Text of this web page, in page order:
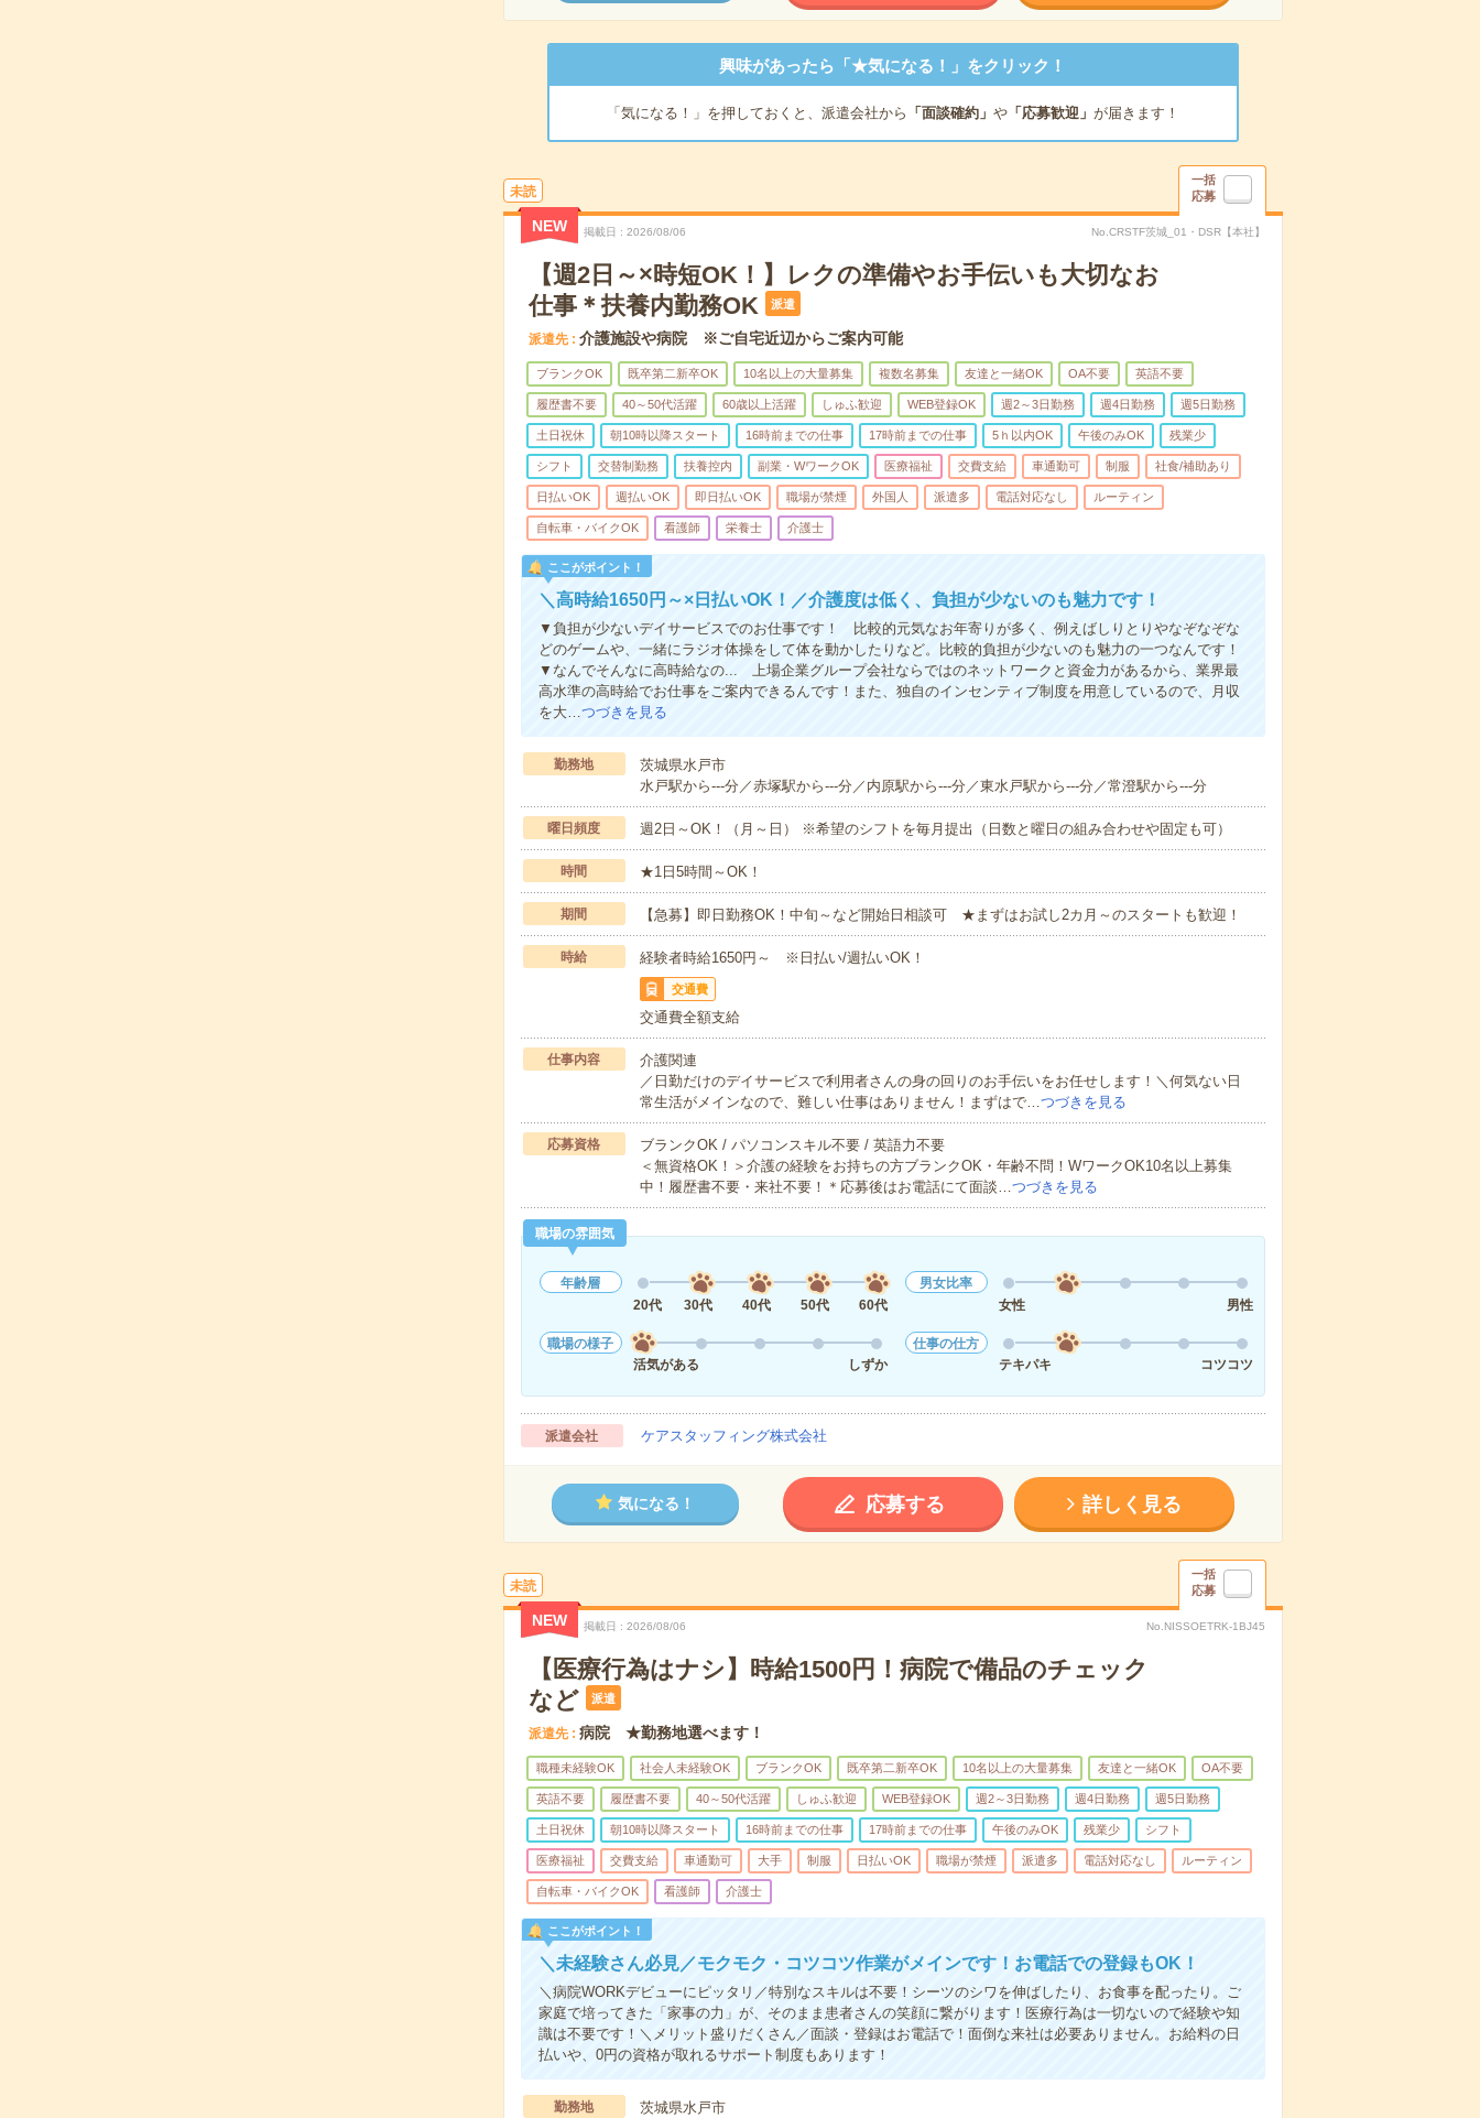
興味があったら「★気になる！」をクリック！
「気になる！」を押しておくと、派遣会社から 「面談確約」 や「応募歓迎」 が届きます！
未読
一括
応募
NEW 掲載日 2026/08/06 No.CRSTF茨城_01・DSR【本社】
【週2日～×時短OK！】レクの準備やお手伝いも大切なお
仕事＊扶養内勤務OK
派遣
派遣先 介護施設や病院 ※ご自宅近辺からご案内可能
ブランクOK 既卒第二新卒OK 10名以上の大量募集 複数名募集 友達と一緒OK OA不要 英語不要
履歴書不要 40～50代活躍 60歳以上活躍 しゅふ歓迎 WEB登録OK 週2～3日勤務 週4日勤務 週5日勤務
土日祝休 朝10時以降スタート 16時前までの仕事 17時前までの仕事 5ｈ以内OK 午後のみOK 残業少
シフト 交替制勤務 扶養控内 副業・WワークOK 医療福祉 交費支給 車通勤可 制服 社食/補助あり
日払いOK 週払いOK 即日払いOK 職場が禁煙 外国人 派遣多 電話対応なし ルーティン
自転車・バイクOK 看護師 栄養士 介護士
ここがポイント！
＼高時給1650円～×日払いOK！／介護度は低く、負担が少ないのも魅力です！
▼負担が少ないデイサービスでのお仕事です！ 比較的元気なお年寄りが多く、例えばしりとりやなぞなぞな
どのゲームや、一緒にラジオ体操をして体を動かしたりなど。比較的負担が少ないのも魅力の一つなんです！
▼なんでそんなに高時給なの... 上場企業グループ会社ならではのネットワークと資金力があるから、業界最
高水準の高時給でお仕事をご案内できるんです！また、独自のインセンティブ制度を用意しているので、月収
を大…つづきを見る
勤務地
茨城県水戸市
水戸駅から---分／赤塚駅から---分／内原駅から---分／東水戸駅から---分／常澄駅から---分
曜日頻度 週2日～OK！（月～日） ※希望のシフトを毎月提出（日数と曜日の組み合わせや固定も可）
時間 ★1日5時間～OK！
期間 【急募】即日勤務OK！中旬～など開始日相談可 ★まずはお試し2カ月～のスタートも歓迎！
時給 経験者時給1650円～ ※日払い/週払いOK！
交通費
交通費全額支給
仕事内容
介護関連
／日勤だけのデイサービスで利用者さんの身の回りのお手伝いをお任せします！＼何気ない日
常生活がメインなので、難しい仕事はありません！まずはで…つづきを見る
応募資格
ブランクOK / パソコンスキル不要 / 英語力不要
＜無資格OK！＞介護の経験をお持ちの方ブランクOK・年齢不問！WワークOK10名以上募集
中！履歴書不要・来社不要！＊応募後はお電話にて面談…つづきを見る
職場の雰囲気
年齢層
20代
30代 40代 50代 60代
男女比率
女性
男性
職場の様子
活気がある
しずか
仕事の仕方
テキパキ
コツコツ
派遣会社 ケアスタッフィング株式会社
気になる！ 応募する 詳しく見る
未読
一括
応募
NEW 掲載日 2026/08/06 No.NISSOETRK-1BJ45
【医療行為はナシ】時給1500円！病院で備品のチェック
など
派遣
派遣先 病院 ★勤務地選べます！
職種未経験OK 社会人未経験OK ブランクOK 既卒第二新卒OK 10名以上の大量募集 友達と一緒OK OA不要
英語不要 履歴書不要 40～50代活躍 しゅふ歓迎 WEB登録OK 週2～3日勤務 週4日勤務 週5日勤務
土日祝休 朝10時以降スタート 16時前までの仕事 17時前までの仕事 午後のみOK 残業少 シフト
医療福祉 交費支給 車通勤可 大手 制服 日払いOK 職場が禁煙 派遣多 電話対応なし ルーティン
自転車・バイクOK 看護師 介護士
ここがポイント！
＼未経験さん必見／モクモク・コツコツ作業がメインです！お電話での登録もOK！
＼病院WORKデビューにピッタリ／特別なスキルは不要！シーツのシワを伸ばしたり、お食事を配ったり。ご
家庭で培ってきた「家事の力」が、そのまま患者さんの笑顔に繋がります！医療行為は一切ないので経験や知
識は不要です！＼メリット盛りだくさん／面談・登録はお電話で！面倒な来社は必要ありません。お給料の日
払いや、0円の資格が取れるサポート制度もあります！
勤務地 茨城県水戸市